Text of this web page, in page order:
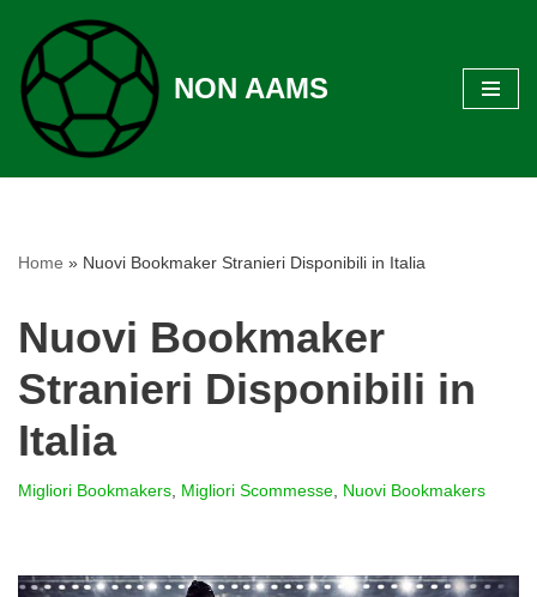
Vai
al
contenuto
NON AAMS
Home » Nuovi Bookmaker Stranieri Disponibili in Italia
Nuovi Bookmaker
Stranieri Disponibili in
Italia
Migliori Bookmakers, Migliori Scommesse, Nuovi Bookmakers